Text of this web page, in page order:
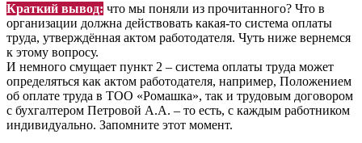
Краткий вывод: что мы поняли из прочитанного? Что в
организации должна действовать какая-то система оплаты
труда, утверждённая актом работодателя. Чуть ниже вернемся
к этому вопросу.
И немного смущает пункт 2 – система оплаты труда может
определяться как актом работодателя, например, Положением
об оплате труда в ТОО «Ромашка», так и трудовым договором
с бухгалтером Петровой А.А. – то есть, с каждым работником
индивидуально. Запомните этот момент.